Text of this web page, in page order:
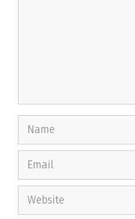
Name
Email
Website